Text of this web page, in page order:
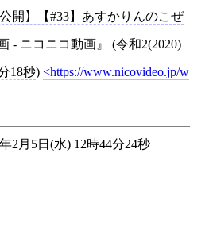
開】【#33】あすかりんのこぜ
- ニコニコ動画 (令和2(2020)
18秒) https://www.nicovideo.jp/w
2月5日(水) 12時44分24秒